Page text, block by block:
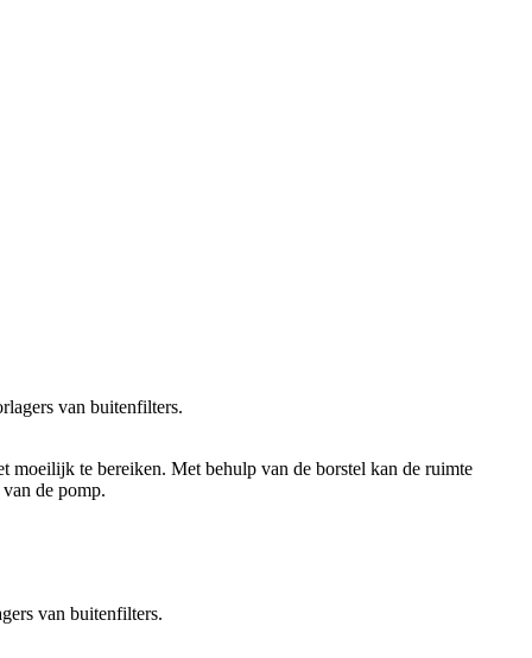
van buitenfilters.
moeilijk te bereiken. Met behulp van de borstel kan de ruimte
de pomp.
van buitenfilters.